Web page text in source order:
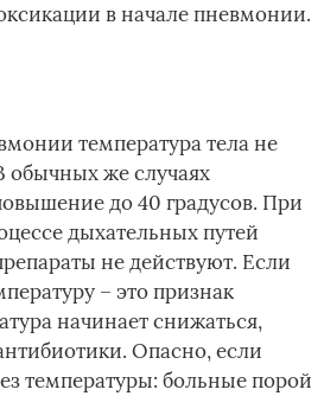
в начале пневмонии.
температура тела не
обычных же случаях
до 40 градусов. При
дыхательных путей
не действуют. Если
– это признак
начинает снижаться,
Опасно, если
температуры: больные порой